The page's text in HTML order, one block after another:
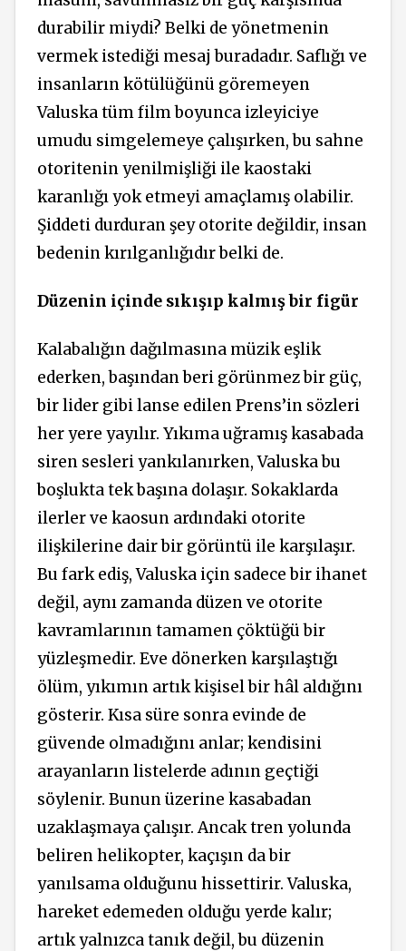
durabilir miydi? Belki de yönetmenin
vermek istediği mesaj buradadır. Saflığı ve
insanların kötülüğünü göremeyen
Valuska tüm film boyunca izleyiciye
umudu simgelemeye çalışırken, bu sahne
otoritenin yenilmişliği ile kaostaki
karanlığı yok etmeyi amaçlamış olabilir.
Şiddeti durduran şey otorite değildir, insan
bedenin kırılganlığıdır belki de.
Düzenin içinde sıkışıp kalmış bir figür
Kalabalığın dağılmasına müzik eşlik
ederken, başından beri görünmez bir güç,
bir lider gibi lanse edilen Prens’in sözleri
her yere yayılır. Yıkıma uğramış kasabada
siren sesleri yankılanırken, Valuska bu
boşlukta tek başına dolaşır. Sokaklarda
ilerler ve kaosun ardındaki otorite
ilişkilerine dair bir görüntü ile karşılaşır.
Bu fark ediş, Valuska için sadece bir ihanet
değil, aynı zamanda düzen ve otorite
kavramlarının tamamen çöktüğü bir
yüzleşmedir. Eve dönerken karşılaştığı
ölüm, yıkımın artık kişisel bir hâl aldığını
gösterir. Kısa süre sonra evinde de
güvende olmadığını anlar; kendisini
arayanların listelerde adının geçtiği
söylenir. Bunun üzerine kasabadan
uzaklaşmaya çalışır. Ancak tren yolunda
beliren helikopter, kaçışın da bir
yanılsama olduğunu hissettirir. Valuska,
hareket edemeden olduğu yerde kalır;
artık yalnızca tanık değil, bu düzenin